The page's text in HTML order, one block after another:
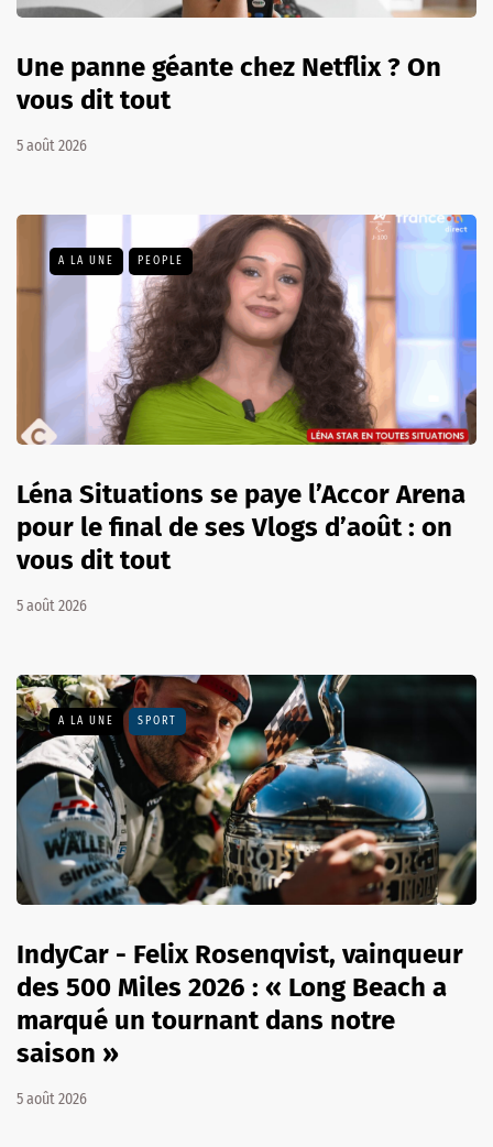
Une panne géante chez Netflix ? On
vous dit tout
5 août 2026
A LA UNE PEOPLE
Léna Situations se paye l’Accor Arena
pour le final de ses Vlogs d’août : on
vous dit tout
5 août 2026
A LA UNE SPORT
IndyCar - Felix Rosenqvist, vainqueur
des 500 Miles 2026 : « Long Beach a
marqué un tournant dans notre
saison »
5 août 2026